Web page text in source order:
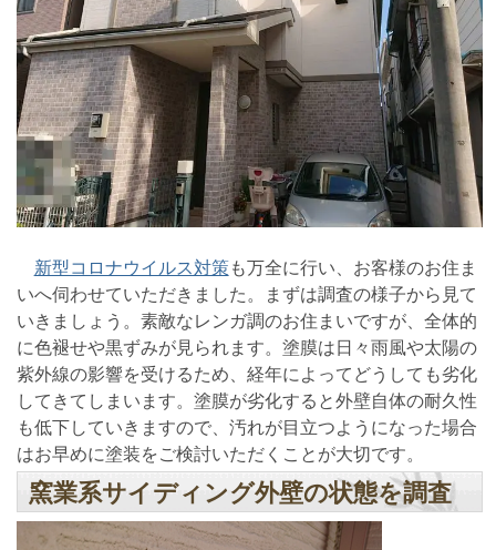
新型コロナウイルス対策も万全に行い、お客様のお住ま
いへ伺わせていただきました。まずは調査の様子から見て
いきましょう。素敵なレンガ調のお住まいですが、全体的
に色褪せや黒ずみが見られます。塗膜は日々雨風や太陽の
紫外線の影響を受けるため、経年によってどうしても劣化
してきてしまいます。塗膜が劣化すると外壁自体の耐久性
も低下していきますので、汚れが目立つようになった場合
はお早めに塗装をご検討いただくことが大切です。
窯業系サイディング外壁の状態を調査